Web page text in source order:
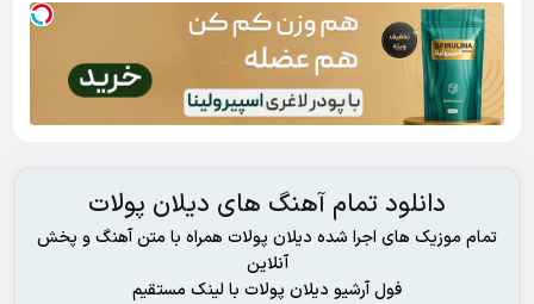
دانلود تمام آهنگ های دیلان پولات
تمام موزیک های اجرا شده دیلان پولات همراه با متن آهنگ و پخش
آنلاین
فول آرشیو دیلان پولات با لینک مستقیم